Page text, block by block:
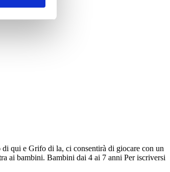
di qui e Grifo di la, ci consentirà di giocare con un
ai bambini. Bambini dai 4 ai 7 anni Per iscriversi